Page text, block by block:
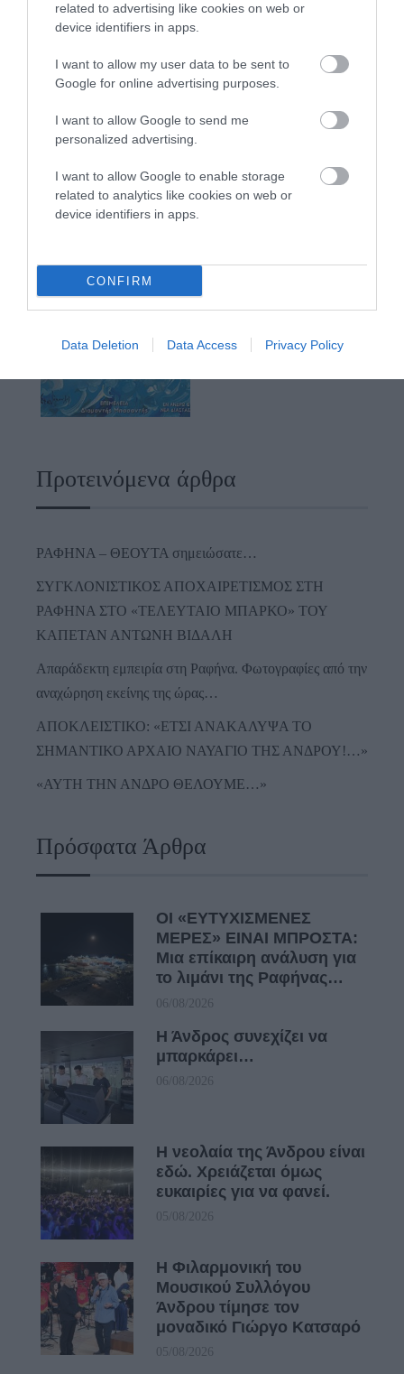
related to advertising like cookies on web or
device identifiers in apps.
I want to allow my user data to be sent to
Google for online advertising purposes.
I want to allow Google to send me
personalized advertising.
I want to allow Google to enable storage
related to analytics like cookies on web or
device identifiers in apps.
CONFIRM
Data Deletion Data Access Privacy Policy
Προτεινόμενα άρθρα
ΡΑΦΗΝΑ – ΘΕΟΥΤΑ σημειώσατε…
ΣΥΓΚΛΟΝΙΣΤΙΚΟΣ ΑΠΟΧΑΙΡΕΤΙΣΜΟΣ ΣΤΗ
ΡΑΦΗΝΑ ΣΤΟ «ΤΕΛΕΥΤΑΙΟ ΜΠΑΡΚΟ» ΤΟΥ
ΚΑΠΕΤΑΝ ΑΝΤΩΝΗ ΒΙΔΑΛΗ
Απαράδεκτη εμπειρία στη Ραφήνα. Φωτογραφίες από την
αναχώρηση εκείνης της ώρας…
ΑΠΟΚΛΕΙΣΤΙΚΟ: «ΕΤΣΙ ΑΝΑΚΑΛΥΨΑ ΤΟ
ΣΗΜΑΝΤΙΚΟ ΑΡΧΑΙΟ ΝΑΥΑΓΙΟ ΤΗΣ ΑΝΔΡΟΥ!…»
«ΑΥΤΗ ΤΗΝ ΑΝΔΡΟ ΘΕΛΟΥΜΕ…»
Πρόσφατα Άρθρα
ΟΙ «ΕΥΤΥΧΙΣΜΕΝΕΣ
ΜΕΡΕΣ» ΕΙΝΑΙ ΜΠΡΟΣΤΑ:
Μια επίκαιρη ανάλυση για
το λιμάνι της Ραφήνας…
06/08/2026
Η Άνδρος συνεχίζει να
μπαρκάρει…
06/08/2026
Η νεολαία της Άνδρου είναι
εδώ. Χρειάζεται όμως
ευκαιρίες για να φανεί.
05/08/2026
Η Φιλαρμονική του
Μουσικού Συλλόγου
Άνδρου τίμησε τον
μοναδικό Γιώργο Κατσαρό
05/08/2026